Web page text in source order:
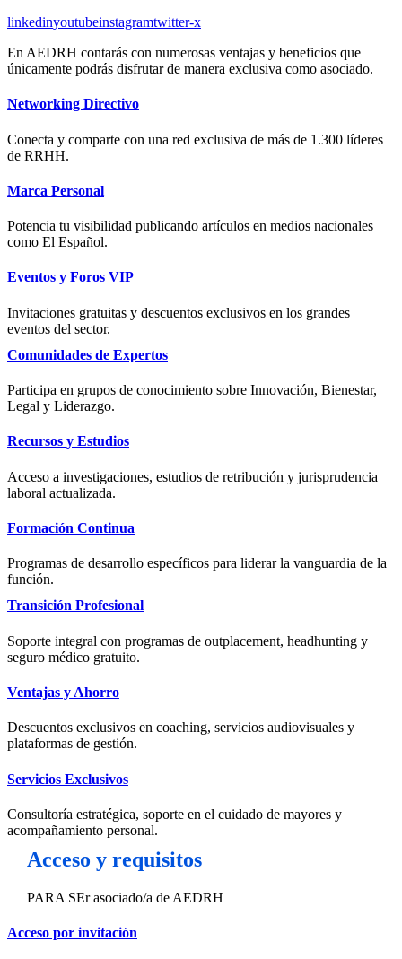
linkedinyoutubeinstagramtwitter-x
En AEDRH contarás con numerosas ventajas y beneficios que
únicamente podrás disfrutar de manera exclusiva como asociado.
Networking Directivo
Conecta y comparte con una red exclusiva de más de 1.300 líderes
de RRHH.
Marca Personal
Potencia tu visibilidad publicando artículos en medios nacionales
como El Español.
Eventos y Foros VIP
Invitaciones gratuitas y descuentos exclusivos en los grandes
eventos del sector.
Comunidades de Expertos
Participa en grupos de conocimiento sobre Innovación, Bienestar,
Legal y Liderazgo.
Recursos y Estudios
Acceso a investigaciones, estudios de retribución y jurisprudencia
laboral actualizada.
Formación Continua
Programas de desarrollo específicos para liderar la vanguardia de la
función.
Transición Profesional
Soporte integral con programas de outplacement, headhunting y
seguro médico gratuito.
Ventajas y Ahorro
Descuentos exclusivos en coaching, servicios audiovisuales y
plataformas de gestión.
Servicios Exclusivos
Consultoría estratégica, soporte en el cuidado de mayores y
acompañamiento personal.
Acceso y requisitos
PARA SEr asociado/a de AEDRH
Acceso por invitación